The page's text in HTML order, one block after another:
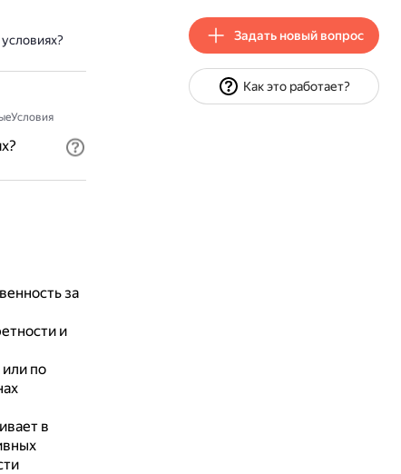
за
и
по
в
Задать новый вопрос
Как это работает?